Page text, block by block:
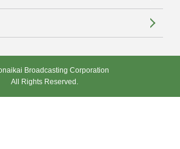
Broadcasting Corporation
All Rights Reserved.